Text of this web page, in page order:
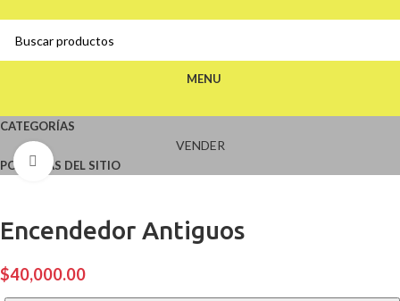
MENU
CATEGORÍAS
VENDER
POLÍTICAS DEL SITIO
Click to enlarge
Encendedor Antiguos
$40,000.00